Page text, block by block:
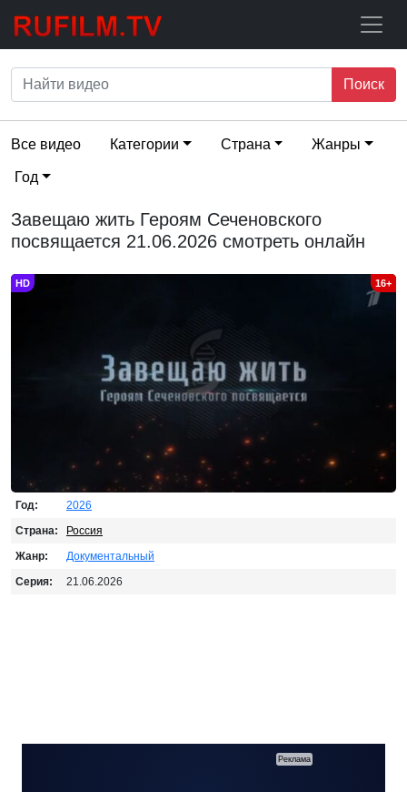
Поиск
Все видео Категории Страна Жанры
Год
Завещаю жить Героям Сеченовского
посвящается 21.06.2026 смотреть онлайн
HD 16+
Год:
2026
Страна:
Россия
Жанр:
Документальный
Серия:
21.06.2026